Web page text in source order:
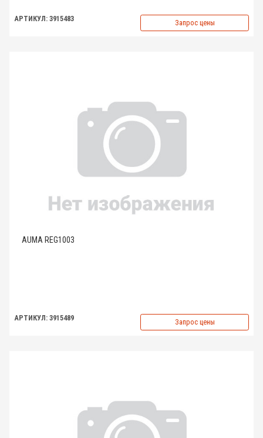
АРТИКУЛ: 3915483 Запрос цены
AUMA REG1003
АРТИКУЛ: 3915489 Запрос цены